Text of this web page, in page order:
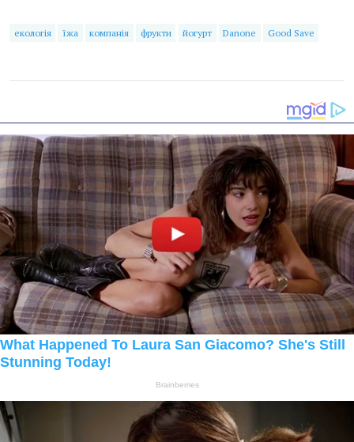
екологія їжа компанія фрукти йогурт Danone Good Save